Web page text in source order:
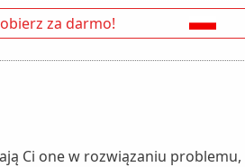
za darmo!
Ci one w rozwiązaniu problemu,